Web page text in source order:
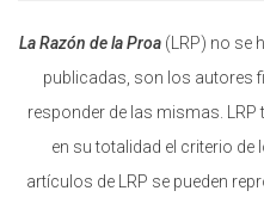
La Razón de la Proa(LRP) no se
publicadas, son los autores
responder de las mismas.
en su totalidad el criterio
artículos de LRP se pueden